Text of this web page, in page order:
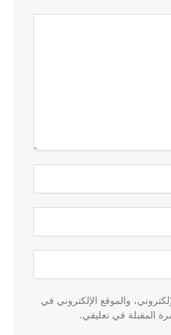
والموقع الإلكتروني في
المقبلة في تعليقي.